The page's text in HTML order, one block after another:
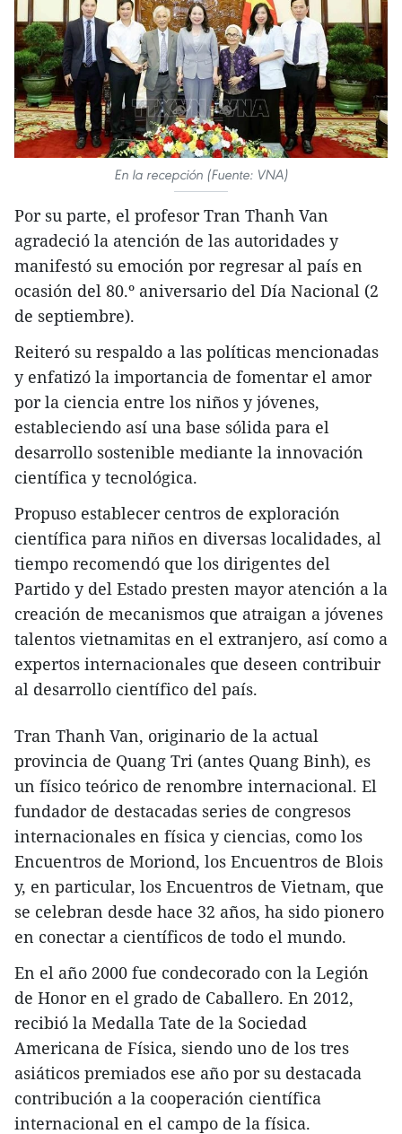
En la recepción (Fuente: VNA)
Por su parte, el profesor Tran Thanh Van
agradeció la atención de las autoridades y
manifestó su emoción por regresar al país en
ocasión del 80.º aniversario del Día Nacional (2
de septiembre).
Reiteró su respaldo a las políticas mencionadas
y enfatizó la importancia de fomentar el amor
por la ciencia entre los niños y jóvenes,
estableciendo así una base sólida para el
desarrollo sostenible mediante la innovación
científica y tecnológica.
Propuso establecer centros de exploración
científica para niños en diversas localidades, al
tiempo recomendó que los dirigentes del
Partido y del Estado presten mayor atención a la
creación de mecanismos que atraigan a jóvenes
talentos vietnamitas en el extranjero, así como a
expertos internacionales que deseen contribuir
al desarrollo científico del país.
Tran Thanh Van, originario de la actual
provincia de Quang Tri (antes Quang Binh), es
un físico teórico de renombre internacional. El
fundador de destacadas series de congresos
internacionales en física y ciencias, como los
Encuentros de Moriond, los Encuentros de Blois
y, en particular, los Encuentros de Vietnam, que
se celebran desde hace 32 años, ha sido pionero
en conectar a científicos de todo el mundo.
En el año 2000 fue condecorado con la Legión
de Honor en el grado de Caballero. En 2012,
recibió la Medalla Tate de la Sociedad
Americana de Física, siendo uno de los tres
asiáticos premiados ese año por su destacada
contribución a la cooperación científica
internacional en el campo de la física.